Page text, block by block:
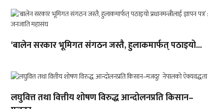
‘बालेन सरकार भूमिगत संगठन जस्तै, हुलाकमार्फत् पठाइयो...
लघुवित्त तथा वित्तीय शोषण विरुद्ध आन्दोलनप्रति किसान–